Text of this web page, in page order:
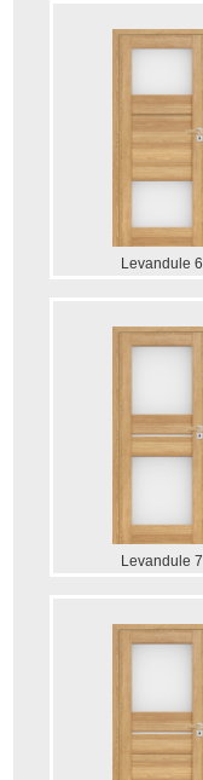
Levandule 6
Levandule 7